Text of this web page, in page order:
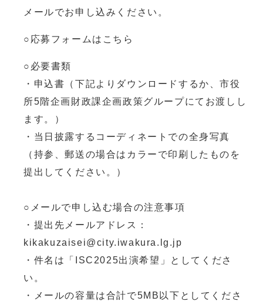
メールでお申し込みください。
○応募フォームはこちら
○必要書類
・申込書（下記よりダウンロードするか、市役
所5階企画財政課企画政策グループにてお渡しし
ます。）
・当日披露するコーディネートでの全身写真
（持参、郵送の場合はカラーで印刷したものを
提出してください。）
○メールで申し込む場合の注意事項
・提出先メールアドレス：
kikakuzaisei@city.iwakura.lg.jp
・件名は「ISC2025出演希望」としてくださ
い。
・メールの容量は合計で5MB以下としてくださ